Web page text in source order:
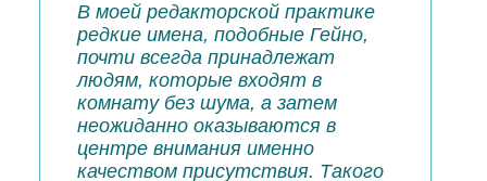
В моей редакторской практике
редкие имена, подобные Гейно,
почти всегда принадлежат
людям, которые входят в
комнату без шума, а затем
неожиданно оказываются в
центре внимания именно
качеством присутствия. Такого